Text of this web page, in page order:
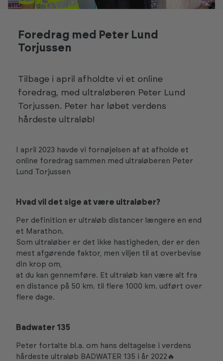
Foredrag med Peter Lund
Torjussen
Tilbage i april afholdte vi et online
foredrag, med ultraløberen Peter Lund
Torjussen. Peter har løbet verdens
hårdeste ultraløb!
I april 2023 havde vi fornøjelsen af at afholde et
online foredrag sammen med ultraløberen Peter
Lund Torjussen
Hvad vil det sige at være ultraløber?
Per definition er ultraløb distancer længere en end
et Marathon.
Som ultraløber er det ikke hastigheden, der er den
mest afgørende faktor, men viljen til at overbevise
din krop om,
at du kan gennemføre. Et ultraløb kan være alt fra
en distance på 50 km. til flere 1000 km. udført over
flere dage.
Badwater 135
Peter fortalte bl.a. om hans deltagelse i verdens
hårdeste ultraløb BADWATER 135 i år 2022🔥